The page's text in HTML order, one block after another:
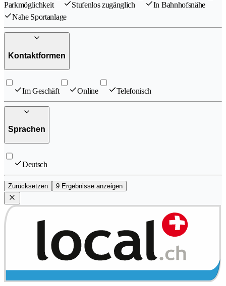
Parkmöglichkeit Stufenlos zugänglich
In Bahnhofsnähe
Nahe Sportanlage
Kontaktformen
Im Geschäft Online Telefonisch
Sprachen
Deutsch
Zurücksetzen 9 Ergebnisse anzeigen